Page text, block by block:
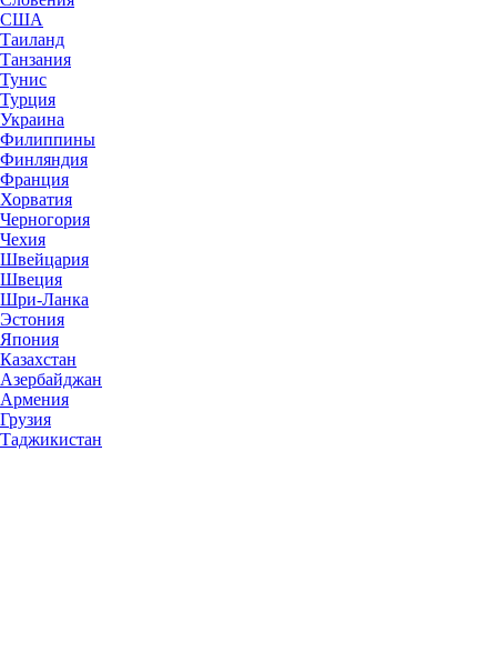
США
Таиланд
Танзания
Тунис
Турция
Украина
Филиппины
Финляндия
Франция
Хорватия
Черногория
Чехия
Швейцария
Швеция
Шри-Ланка
Эстония
Япония
Казахстан
Азербайджан
Армения
Грузия
Таджикистан